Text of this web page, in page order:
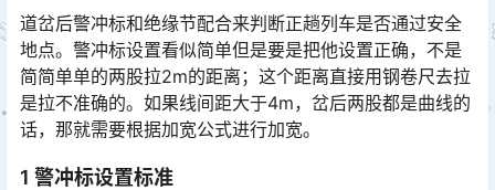
道岔后警冲标和绝缘节配合来判断正趟列车是否通过安全
地点。警冲标设置看似简单但是要是把他设置正确，不是
简简单单的两股拉2m的距离；这个距离直接用钢卷尺去拉
是拉不准确的。如果线间距大于4m，岔后两股都是曲线的
话，那就需要根据加宽公式进行加宽。󠅅󠅃󠄵󠅂󠄪󠇖󠆨󠆨󠇕󠆞󠆒󠅬󠇘󠆭󠆘󠇙󠆝󠅵󠇗󠆭󠆁󠄐󠇗󠅹󠅸󠇖󠆍󠅳󠇖󠅹󠅰󠇖󠆌󠅹
1 警冲标设置标准